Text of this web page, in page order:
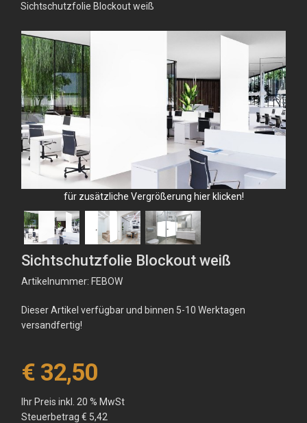
Sichtschutzfolie Blockout weiß
für zusätzliche Vergrößerung hier klicken!
Sichtschutzfolie Blockout weiß
Artikelnummer: FEBOW
Dieser Artikel verfügbar und binnen 5-10 Werktagen
versandfertig!
€ 32,50
Ihr Preis inkl. 20 % MwSt
Steuerbetrag€ 5,42